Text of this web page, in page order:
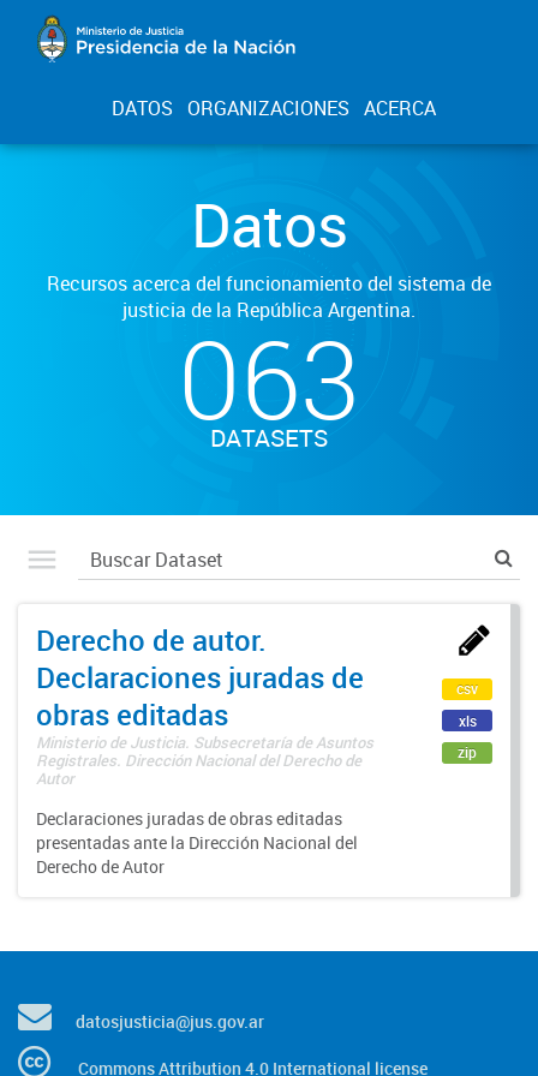
DATOS ORGANIZACIONES ACERCA
Datos
Recursos acerca del funcionamiento del sistema de
justicia de la República Argentina.
063
DATASETS
Derecho de autor.
Declaraciones juradas de
obras editadas
Ministerio de Justicia. Subsecretaría de Asuntos
Registrales. Dirección Nacional del Derecho de
Autor
Declaraciones juradas de obras editadas
presentadas ante la Dirección Nacional del
Derecho de Autor
csv
xls
zip
datosjusticia@jus.gov.ar
Commons Attribution 4.0 International license